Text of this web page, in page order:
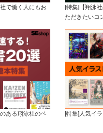
で働く人にもお
[特集]【翔泳
ただきたいコ
ある翔泳社のベ
[特集]人気イ